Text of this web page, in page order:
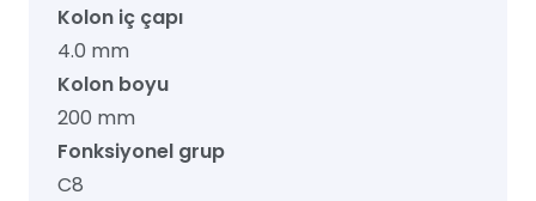
µm,
mm
Kolon iç çapı
4.0 mm
Kolon boyu
200 mm
Fonksiyonel grup
C8